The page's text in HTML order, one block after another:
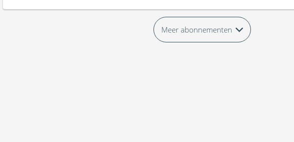
Meer abonnementen